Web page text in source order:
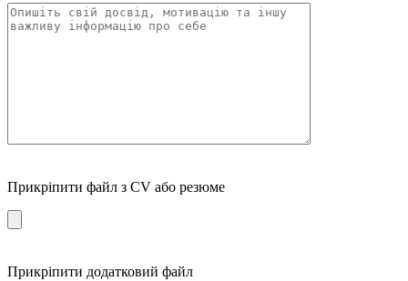
Прикріпити файл з CV або резюме
Прикріпити додатковий файл